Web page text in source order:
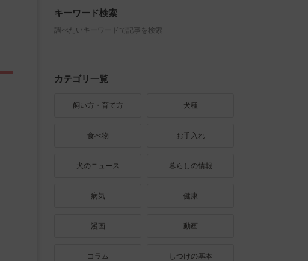
キーワード検索
調べたいキーワードで記事を検索
カテゴリ一覧
飼い方・育て方 犬種
食べ物 お手入れ
犬のニュース 暮らしの情報
病気 健康
漫画 動画
コラム しつけの基本